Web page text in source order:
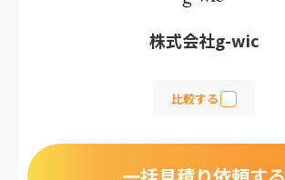
株式会社g-wic
比較する